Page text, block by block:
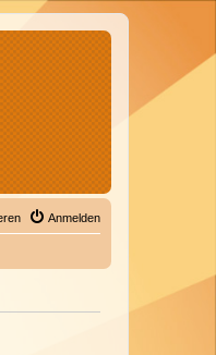
Anmelden